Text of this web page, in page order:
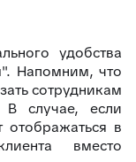
удобства
Напомним, что
сотрудникам
В случае, если
отображаться в
вместо